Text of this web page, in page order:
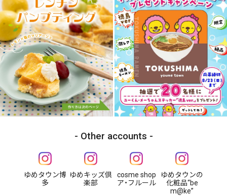
Other accounts
ゆめタウン博
多
ゆめキッズ倶
楽部
cosme shop
ア・フルール
ゆめタウンの
化粧品“be
m@ke”